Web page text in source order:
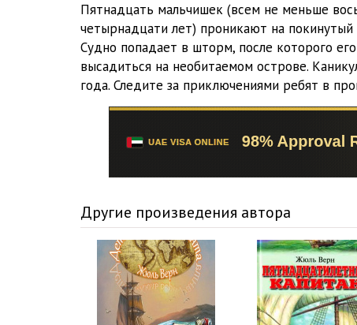
0010
0011
0012
0013
0015
0016
0017
0018
Пятнадцать мальчишек (всем не меньше
четырнадцати лет) проникают на
Судно попадает в шторм, после которого
высадиться на необитаемом острове.
года. Следите за приключениями ребят в
Другие произведения автора